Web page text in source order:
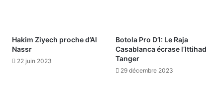
Hakim Ziyech proche d’Al
Nassr
22 juin 2023
Botola Pro D1: Le Raja
Casablanca écrase l’Ittihad
Tanger
29 décembre 2023